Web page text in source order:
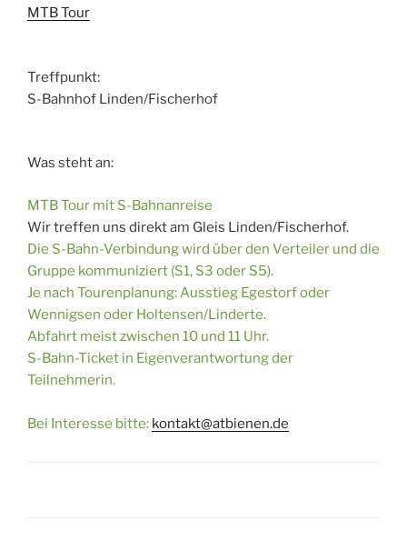
MTB Tour
Treffpunkt:
S-Bahnhof Linden/Fischerhof
Was steht an:
MTB Tour mit S-Bahnanreise
Wir treffen uns direkt am Gleis Linden/Fischerhof.
Die S-Bahn-Verbindung wird über den Verteiler und die
Gruppe kommuniziert (S1, S3 oder S5).
Je nach Tourenplanung: Ausstieg Egestorf oder
Wennigsen oder Holtensen/Linderte.
Abfahrt meist zwischen 10 und 11 Uhr.
S-Bahn-Ticket in Eigenverantwortung der
Teilnehmerin.
Bei Interesse bitte: kontakt@atbienen.de